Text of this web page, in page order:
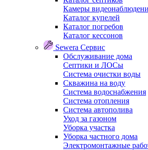
Камеры
Каталог купелей
Каталог погребов
Каталог кессонов
Sewera Сервис
Обслуживание дома
Септики и ЛОСы
Система очистки воды
Скважина на воду
Система водоснабжения
Система отопления
Система автополива
Уход за газоном
Уборка участка
Уборка частного дома
Электромонтажные